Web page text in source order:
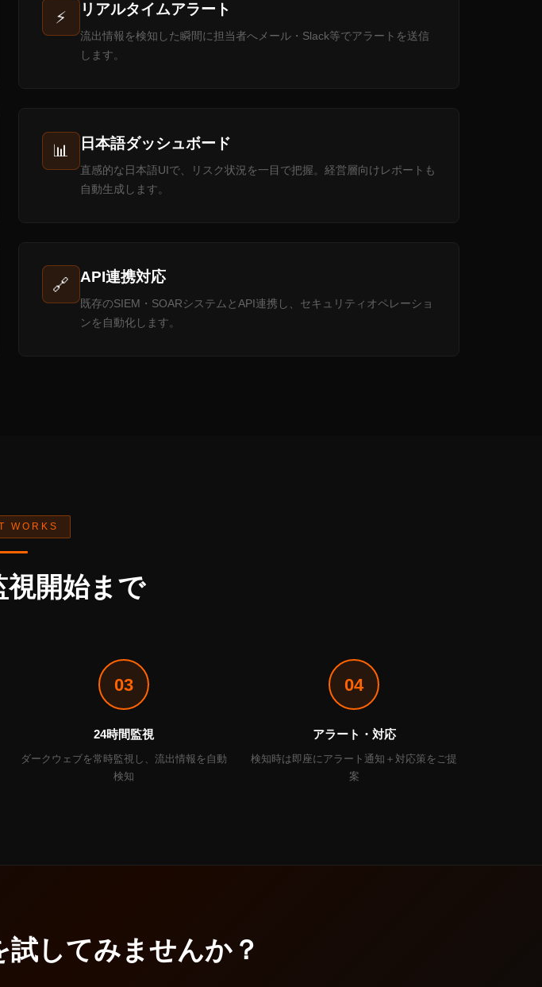
⚡ リアルタイムアラート
流出情報を検知した瞬間に担当者へメール・Slack等でアラートを送信
します。
📊 日本語ダッシュボード
直感的な日本語UIで、リスク状況を一目で把握。経営層向けレポートも
自動生成します。
🔗 API連携対応
既存のSIEM・SOARシステムとAPI連携し、セキュリティオペレーショ
ンを自動化します。
WORKS
視開始まで
03
24時間監視
ダークウェブを常時監視し、流出情報を自動
検知
04
アラート・対応
検知時は即座にアラート通知＋対応策をご提
案
してみませんか？